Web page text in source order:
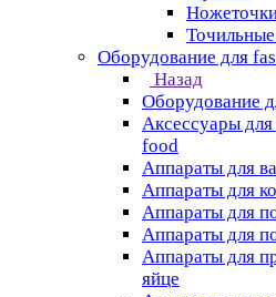
Оборудование для
Назад
Оборудование
Аксессуары
food
Аппараты для
Аппараты для
Аппараты для
Аппараты для
Аппараты для
яйце